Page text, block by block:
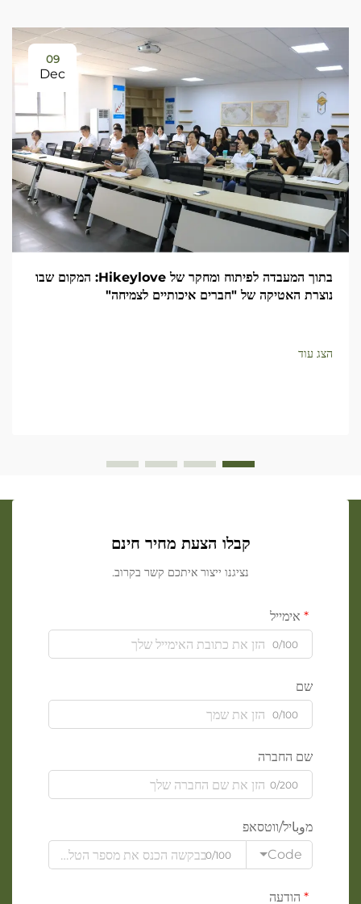
09
Dec
בתוך המעבדה לפיתוח ומחקר של Hikeylove: המקום שבו
נוצרת האטיקה של "חברים איכותיים לצמיחה"
הצג עוד
קבלו הצעת מחיר חינם
נציגנו ייצור איתכם קשר בקרוב.
אימייל
0/100
שם
0/100
שם החברה
0/200
מوباיל/ווטסאפ
Code
0/100
הודעה